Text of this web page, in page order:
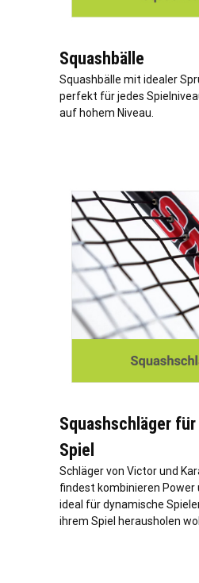
Squashbälle
Squashbälle mit idealer
perfekt für jedes
auf hohem Niveau.
Squashschläger
Spiel
Schläger von Victor und
findest kombinieren Power
ideal für dynamische
ihrem Spiel herausholen